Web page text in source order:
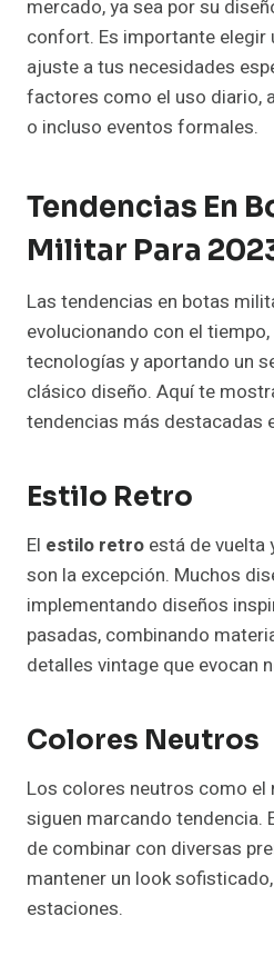
mercado, ya sea por su
confort. Es importante elegir
ajuste a tus necesidades
factores como el uso diario,
o incluso eventos formales.
Tendencias En
Militar Para
Las tendencias en botas
evolucionando con el
tecnologías y aportando un
clásico diseño. Aquí te
tendencias más destacadas
Estilo Retro
El estilo retro está de vuelta
son la excepción. Muchos
implementando diseños
pasadas, combinando
detalles vintage que evocan
Colores Neutros
Los colores neutros como el
siguen marcando
de combinar con diversas
mantener un look
estaciones.